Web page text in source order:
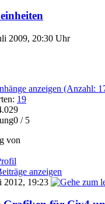
2009, 20:30 Uhr
19
/ 5
von
anzeigen
2012, 19:23